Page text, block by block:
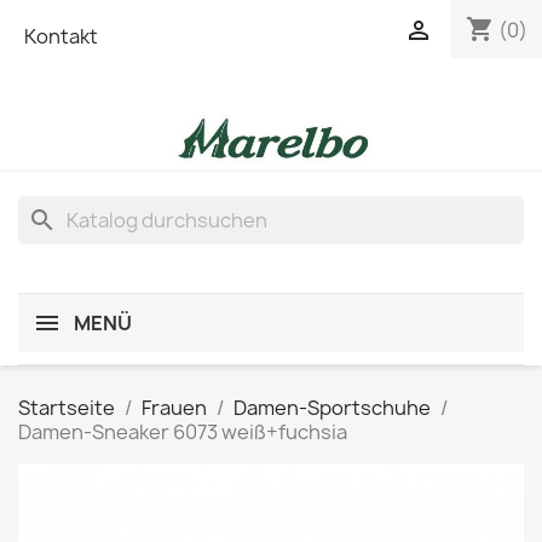
Kontakt shopping_cart (0)

search
MENÜ
Startseite Frauen
Damen-Sportschuhe
Damen-Sneaker 6073 weiß+fuchsia